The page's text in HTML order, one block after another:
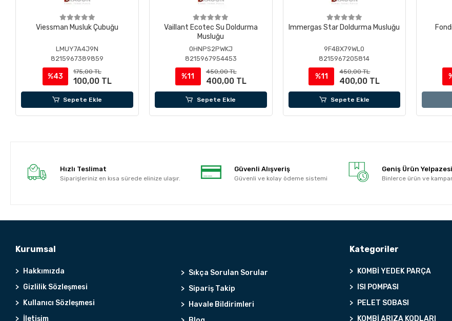
Viessman Musluk Çubuğu
LMUY7A4J9N
8215967389859
%43
175,00 TL
100,00 TL
Sepete Ekle
Vaillant Ecotec Su Doldurma
Musluğu
0HNPS2PWKJ
8215967954453
%11
450,00 TL
400,00 TL
Sepete Ekle
Immergas Star Doldurma Musluğu
9F4BX79WL0
8215967205814
%11
450,00 TL
400,00 TL
Sepete Ekle
Hızlı Teslimat
Siparişleriniz en kısa sürede elinize ulaşır.
Güvenli Alışveriş
Güvenli ve kolay ödeme sistemi
Geniş Ürün Yelpazesi
Binlerce ürün ve
Kurumsal
Hakkımızda
Gizlilik Sözleşmesi
Kullanıcı Sözleşmesi
İletişim
Sıkça Sorulan Sorular
Sipariş Takip
Havale Bildirimleri
Kategoriler
KOMBİ YEDEK PARÇA
ISI POMPASI
PELET SOBASI
KOMBİ ARIZA KODLARI